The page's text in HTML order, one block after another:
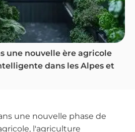
une nouvelle ère agricole
dans les Alpes et
une nouvelle phase de
l'agriculture